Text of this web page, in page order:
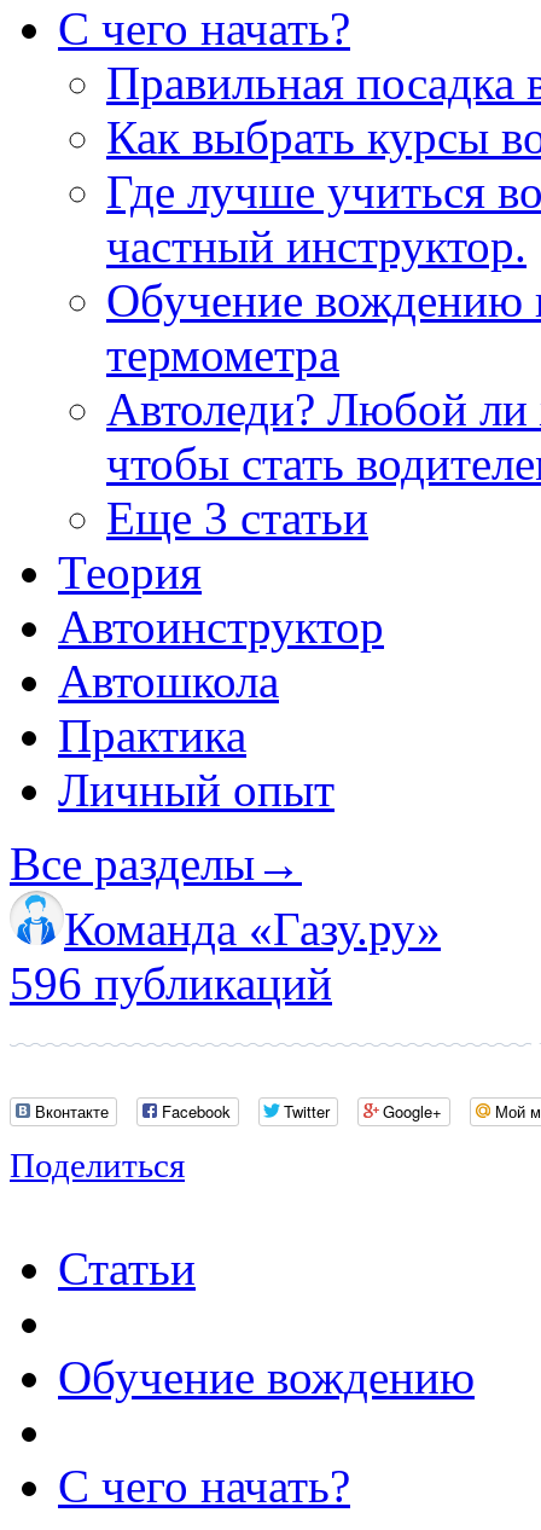
С чего начать?
Правильная посадка
Как выбрать курсы
Где лучше учиться
частный инструктор.
Обучение вождению
термометра
Автоледи? Любой
чтобы стать
Еще 3 статьи
Теория
Автоинструктор
Автошкола
Практика
Личный опыт
Все разделы→
Команда «Газу.ру»
596 публикаций
Вконтакте Facebook Twitter Google+ Мой
Поделиться
Статьи
Обучение вождению
С чего начать?